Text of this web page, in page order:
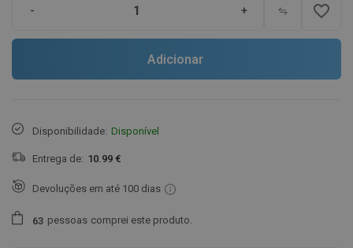
- + favorite_border
Adicionar
Disponibilidade: Disponível
Entrega de: 10.99 €
Devoluções em até 100 dias
63 pessoas comprei este produto.